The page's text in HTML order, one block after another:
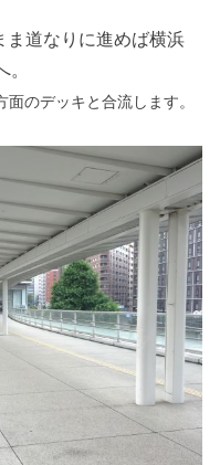
ま道なりに進めば横浜
のデッキと合流します。